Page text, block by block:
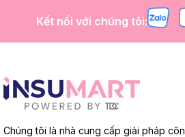
Kết nối với chúng tôi:
Chúng tôi là nhà cung cấp giải pháp